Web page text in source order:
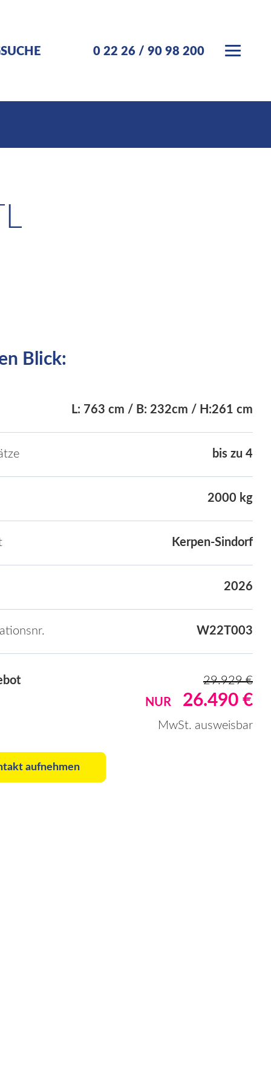
0 22 26 / 90 98 200
Blick:
L: 763 cm / B: 232cm / H:261 cm
bis zu 4
2000 kg
Kerpen-Sindorf
2026
W22T003
29.929 €
NUR
26.490 €
MwSt. ausweisbar
aufnehmen